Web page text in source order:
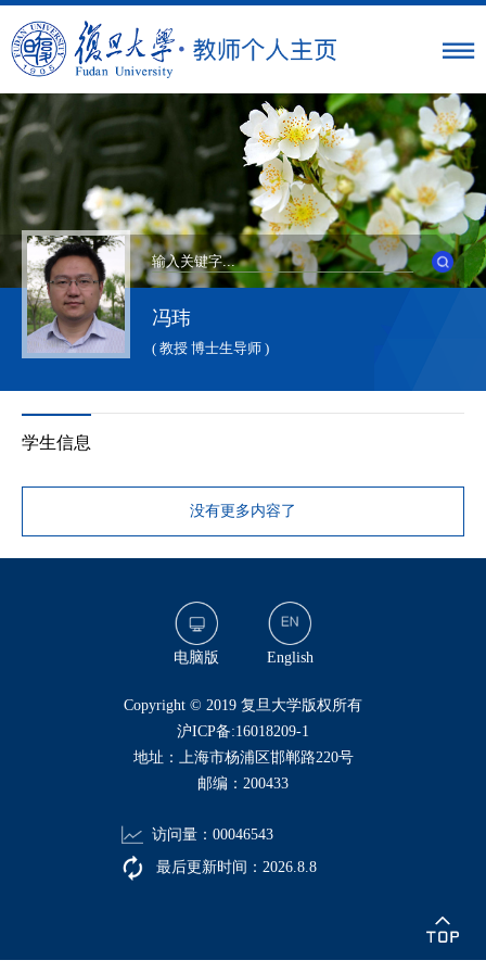
冯玮
( 教授 博士生导师 )
学生信息
没有更多内容了
电脑版 English
​Copyright © 2019 复旦大学版权所有
沪ICP备:16018209-1
地址：上海市杨浦区邯郸路220号
邮编：200433
访问量： 00046543
最后更新时间： 2026 8 8